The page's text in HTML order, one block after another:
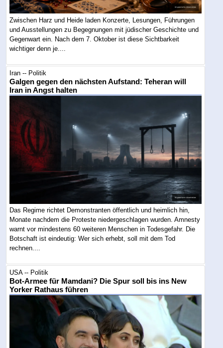
Zwischen Harz und Heide laden Konzerte, Lesungen, Führungen
und Ausstellungen zu Begegnungen mit jüdischer Geschichte und
Gegenwart ein. Nach dem 7. Oktober ist diese Sichtbarkeit
wichtiger denn je....
Iran -- Politik
Galgen gegen den nächsten Aufstand: Teheran will
Iran in Angst halten
Das Regime richtet Demonstranten öffentlich und heimlich hin,
Monate nachdem die Proteste niedergeschlagen wurden. Amnesty
warnt vor mindestens 60 weiteren Menschen in Todesgefahr. Die
Botschaft ist eindeutig: Wer sich erhebt, soll mit dem Tod
rechnen....
USA -- Politik
Bot-Armee für Mamdani? Die Spur soll bis ins New
Yorker Rathaus führen